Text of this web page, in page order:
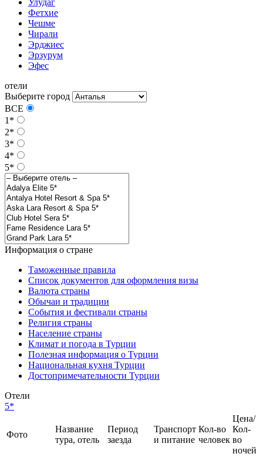
Фетхие
Чешме
Чирали
Эрджиес
Эрзурум
Эфес
отели
Выберите город
ВСЕ
1*
2*
3*
4*
5*
Информация о стране
Таможенные правила
Список документов для оформления визы
Валюта страны
Обычаи и традиции
События и фестивали страны
Религия страны
Население страны
Климат и погода в Турции
Полезная информация о Турции
Национальная кухня Турции
Достопримечательности Турции
Отели
5*
Фото
Название
тура, отель
Период
заезда
Транспорт
и питание
Кол-во
человек
Цена/
Кол-
во
ночей